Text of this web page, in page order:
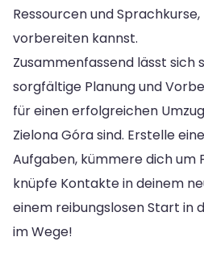
Ressourcen und
vorbereiten kannst.
Zusammenfassend lässt sich
sorgfältige Planung und
für einen erfolgreichen
Zielona Góra sind. Erstelle
Aufgaben, kümmere dich um
knüpfe Kontakte in deinem
einem reibungslosen Start in
im Wege!